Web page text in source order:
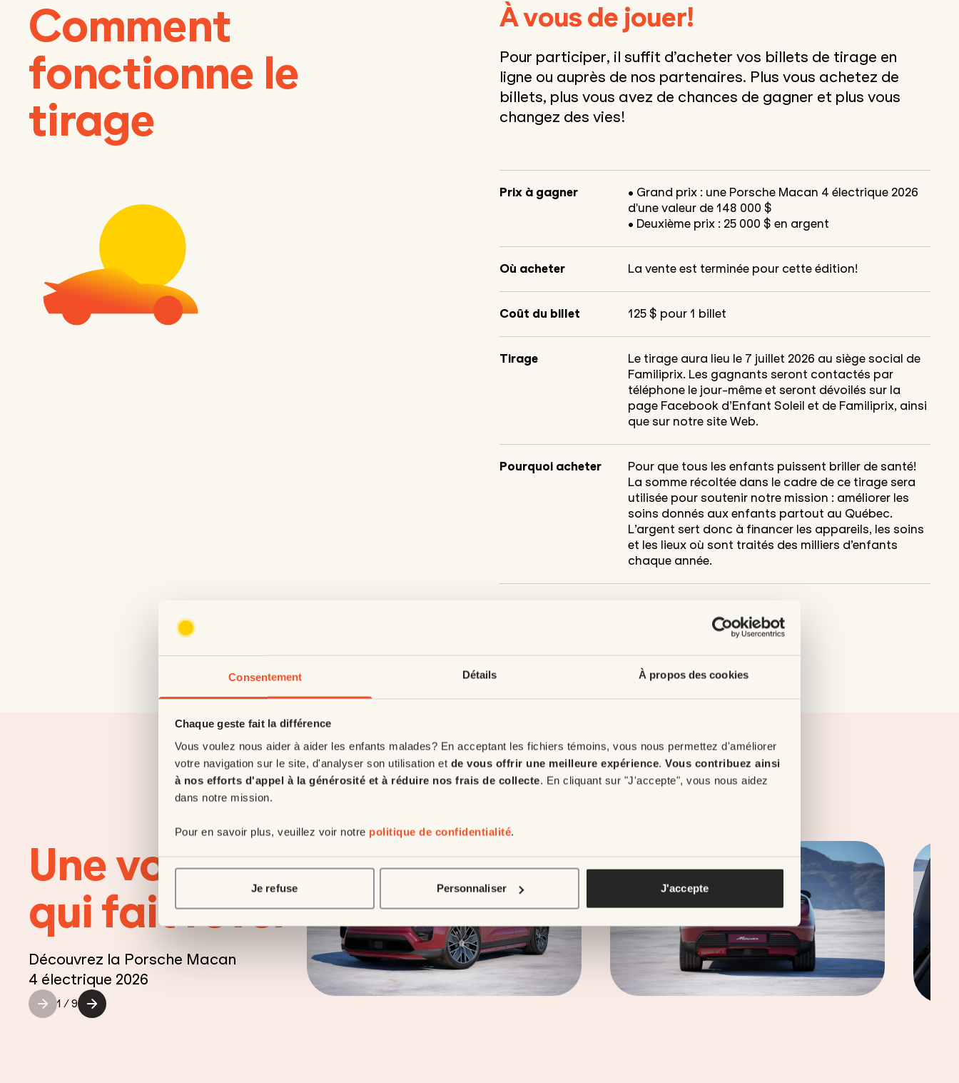
Consentement Détails À propos des cookies
Chaque geste fait la différence
Vous voulez nous aider à aider les enfants malades? En acceptant les fichiers témoins, vous nous permettez d'améliorer
votre navigation sur le site, d'analyser son utilisation et de vous offrir une meilleure expérience. Vous contribuez ainsi
à nos efforts d'appel à la générosité et à réduire nos frais de collecte. En cliquant sur "J'accepte", vous nous aidez
dans notre mission.
Pour en savoir plus, veuillez voir notre politique de confidentialité.
Je refuse Personnaliser J'accepte
Comment
fonctionne le
tirage
À vous de jouer!
Pour participer, il suffit d’acheter vos billets de tirage en
ligne ou auprès de nos partenaires. Plus vous achetez de
billets, plus vous avez de chances de gagner et plus vous
changez des vies!
Prix à gagner
• Grand prix : une Porsche Macan 4 électrique 2026
d'une valeur de 148 000 $
• Deuxième prix : 25 000 $ en argent
Où acheter La vente est terminée pour cette édition!
Coût du billet 125 $ pour 1 billet
Tirage Le tirage aura lieu le 7 juillet 2026 au siège social de
Familiprix. Les gagnants seront contactés par
téléphone le jour-même et seront dévoilés sur la
page Facebook d’Enfant Solei et de Familiprix, ainsi
que surnotre site Web.
Pourquoi acheter
Pour que tous les enfants puissent briller de santé!
La somme récoltée dans le cadre de ce tirage sera
utilisée pour soutenir notre mission : améliorer les
soins donnés aux enfants partout au Québec.
L’argent sert donc à financer les appareils, les soins
et les lieux où sont traités des milliers d’enfants
chaque année.
Une voiture
qui fait rêver
Découvrez la Porsche Macan
4 électrique 2026
1 /9